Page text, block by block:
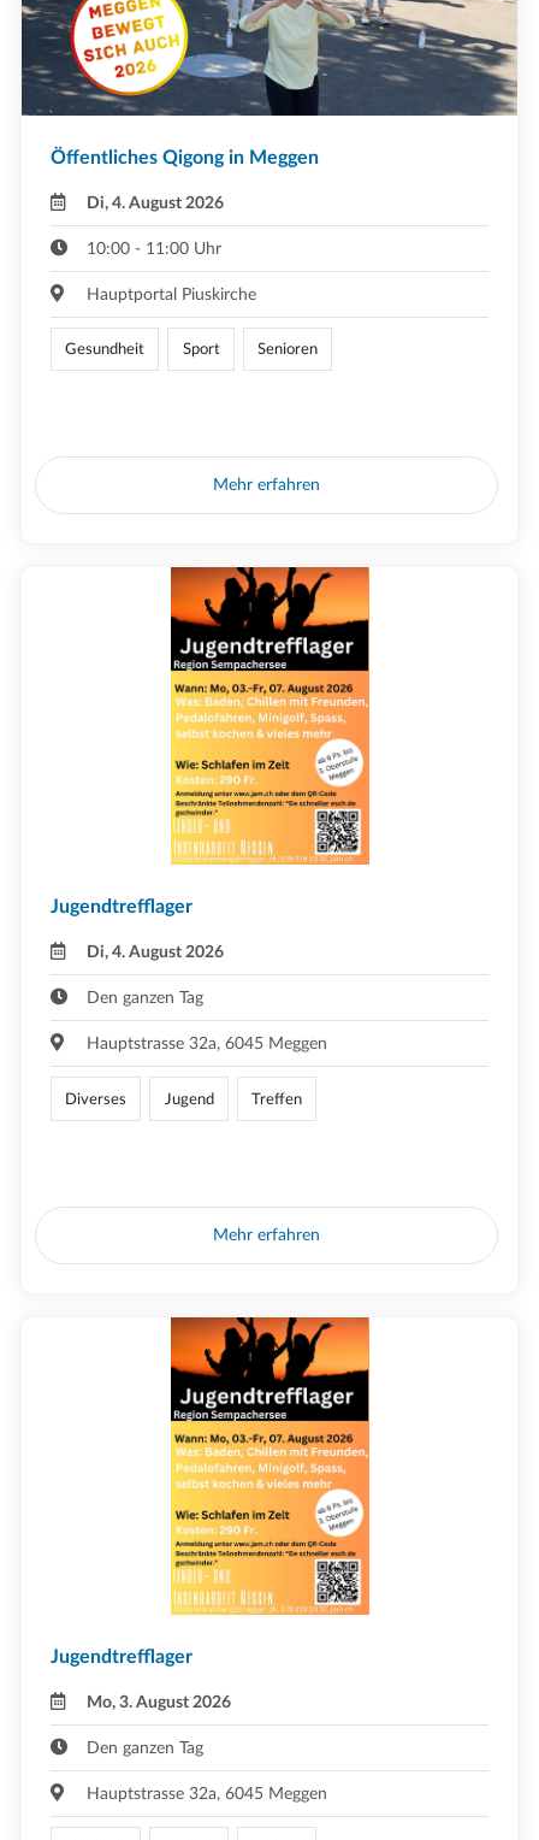
Öffentliches Qigong in Meggen
Di, 4. August 2026
10:00 - 11:00 Uhr
Hauptportal Piuskirche
Gesundheit Sport Senioren
Mehr erfahren
Jugendtrefflager
Di, 4. August 2026
Den ganzen Tag
Hauptstrasse 32a, 6045 Meggen
Diverses Jugend Treffen
Mehr erfahren
Jugendtrefflager
Mo, 3. August 2026
Den ganzen Tag
Hauptstrasse 32a, 6045 Meggen